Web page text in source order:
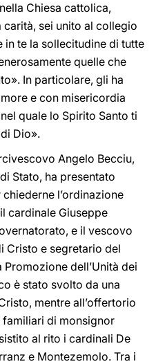
Chiesa cattolica,
sei unito al collegio
te la sollecitudine di tutte
quelle che
In particolare, gli ha
e con misericordia
quale lo Spirito Santo ti
Dio».
Angelo Becciu,
Stato, ha presentato
chiederne l’ordinazione
cardinale Giuseppe
e il vescovo
Cristo e segretario del
dell’Unità dei
è stato svolto da una
mentre all’offertorio
familiari di monsignor
al rito i cardinali De
e Montezemolo. Tra i